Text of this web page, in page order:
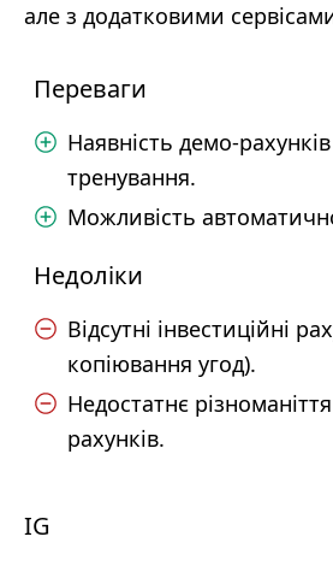
але з додатковими
Переваги
Наявність демо-
тренування.
Можливість
Недоліки
Відсутні інвестиційні
копіювання угод).
Недостатнє
рахунків.
IG